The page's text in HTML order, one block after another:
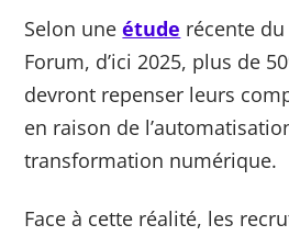
Selon uneétude récente
Forum, d’ici 2025, plus de
devront repenser leurs
en raison de
transformation numérique.
Face à cette réalité, les